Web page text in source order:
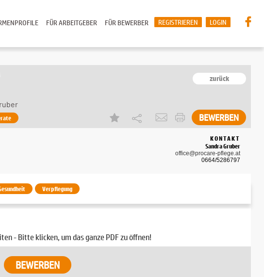
LOGIN
REGISTRIEREN
FÜR BEWERBER
FÜR ARBEITGEBER
zurück
BEWERBEN
KONTAKT
Sandra Gruber
office@procare-pflege.at
0664/5286797
Verpflegung
- Bitte klicken, um das ganze PDF zu öffnen!
BEWERBEN